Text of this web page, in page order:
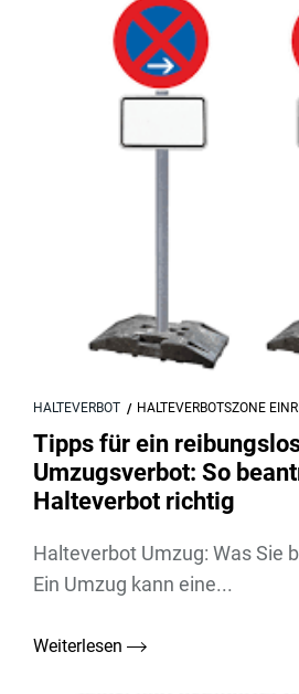
HALTEVERBOT HALTEVERBOTSZONE
Tipps für ein
Umzugsverbot: So
Halteverbot richtig
Halteverbot Umzug: Was Sie
Ein Umzug kann eine...
Weiterlesen